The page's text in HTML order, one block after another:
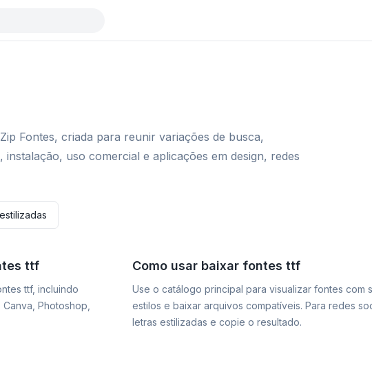
Fontes, criada para reunir variações de busca,
uso comercial e aplicações em design, redes
ttf
ttf, incluindo
Photoshop,
Como usar baixar fontes ttf
Use o catálogo principal para visualizar fontes com
estilos e baixar arquivos compatíveis. Para redes
letras estilizadas e copie o resultado.